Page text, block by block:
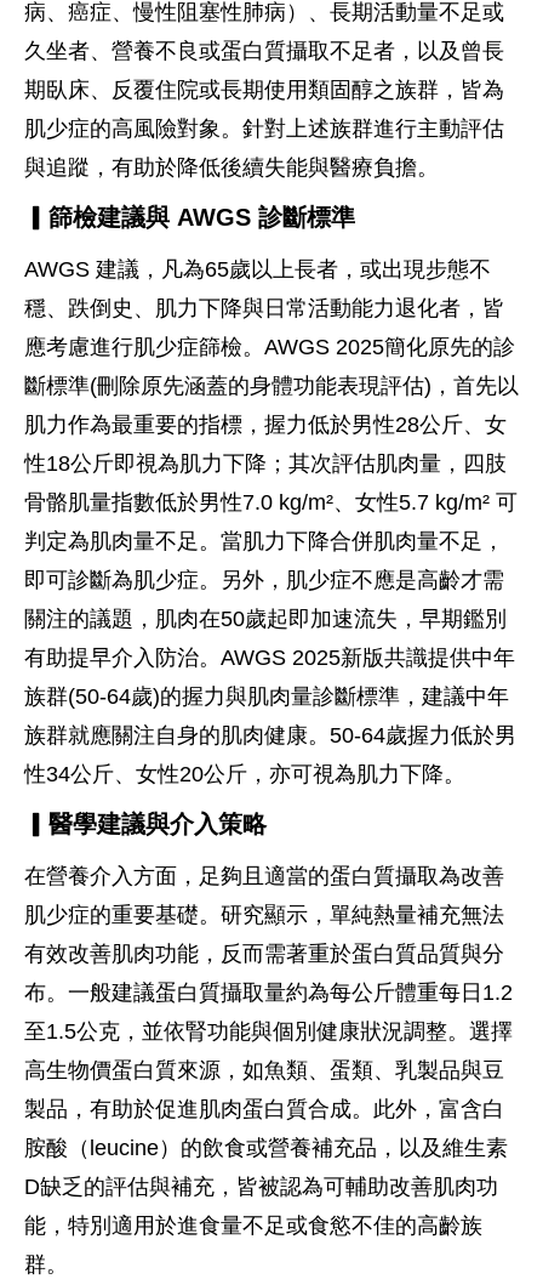
病、癌症、慢性阻塞性肺病）、長期活動量不足或
久坐者、營養不良或蛋白質攝取不足者，以及曾長
期臥床、反覆住院或長期使用類固醇之族群，皆為
肌少症的高風險對象。針對上述族群進行主動評估
與追蹤，有助於降低後續失能與醫療負擔。
▎篩檢建議與 AWGS 診斷標準
AWGS 建議，凡為65歲以上長者，或出現步態不
穩、跌倒史、肌力下降與日常活動能力退化者，皆
應考慮進行肌少症篩檢。AWGS 2025簡化原先的診
斷標準(刪除原先涵蓋的身體功能表現評估)，首先以
肌力作為最重要的指標，握力低於男性28公斤、女
性18公斤即視為肌力下降；其次評估肌肉量，四肢
骨骼肌量指數低於男性7.0 kg/m²、女性5.7 kg/m² 可
判定為肌肉量不足。當肌力下降合併肌肉量不足，
即可診斷為肌少症。另外，肌少症不應是高齡才需
關注的議題，肌肉在50歲起即加速流失，早期鑑別
有助提早介入防治。AWGS 2025新版共識提供中年
族群(50-64歲)的握力與肌肉量診斷標準，建議中年
族群就應關注自身的肌肉健康。50-64歲握力低於男
性34公斤、女性20公斤，亦可視為肌力下降。
▎醫學建議與介入策略
在營養介入方面，足夠且適當的蛋白質攝取為改善
肌少症的重要基礎。研究顯示，單純熱量補充無法
有效改善肌肉功能，反而需著重於蛋白質品質與分
布。一般建議蛋白質攝取量約為每公斤體重每日1.2
至1.5公克，並依腎功能與個別健康狀況調整。選擇
高生物價蛋白質來源，如魚類、蛋類、乳製品與豆
製品，有助於促進肌肉蛋白質合成。此外，富含白
胺酸（leucine）的飲食或營養補充品，以及維生素
D缺乏的評估與補充，皆被認為可輔助改善肌肉功
能，特別適用於進食量不足或食慾不佳的高齡族
群。